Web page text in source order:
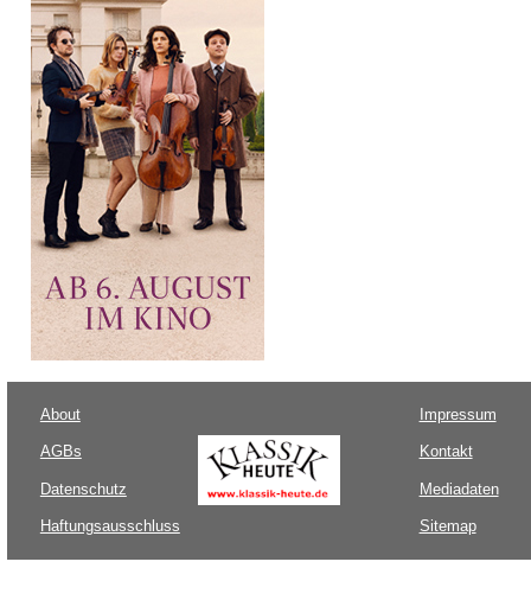
About
AGBs
Datenschutz
Haftungsausschluss
Impressum
Kontakt
Mediadaten
Sitemap